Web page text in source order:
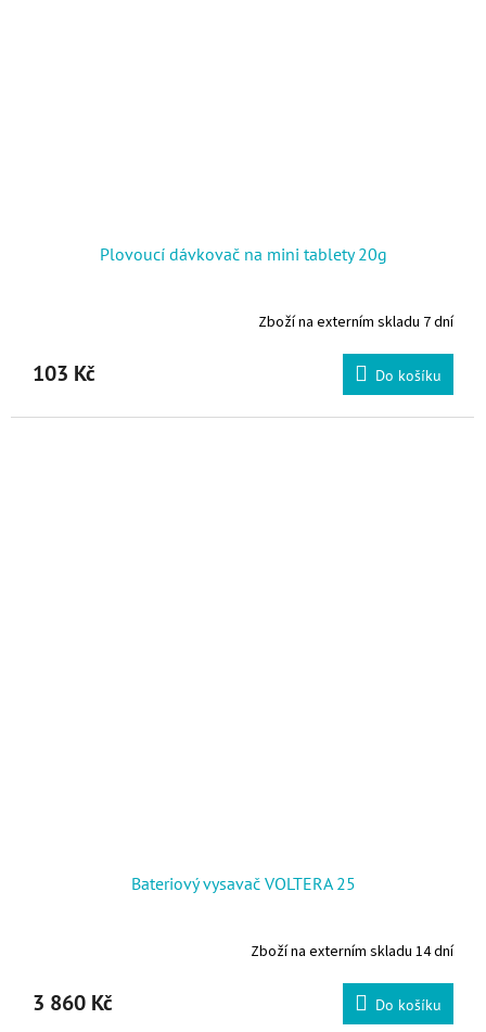
Plovoucí dávkovač na mini tablety 20g
Zboží na externím skladu 7 dní
103 Kč Do košíku
Bateriový vysavač VOLTERA 25
Zboží na externím skladu 14 dní
3 860 Kč Do košíku